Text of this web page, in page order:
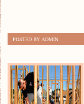
POSTED BY ADMIN